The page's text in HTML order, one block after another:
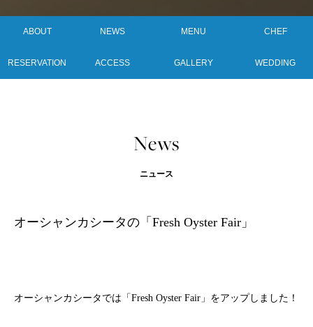
ABOUT NEWS MENU CHEF
RESERVATION ACCESS GALLERY WEDDING
News
ニュース
オーシャンカシータの「Fresh Oyster Fair」
オーシャンカシータでは「Fresh Oyster Fair」をアップしました！